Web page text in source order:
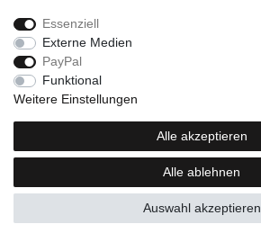
Essenziell
Externe Medien
PayPal
Funktional
Weitere Einstellungen
Alle akzeptieren
Alle ablehnen
Auswahl akzeptieren